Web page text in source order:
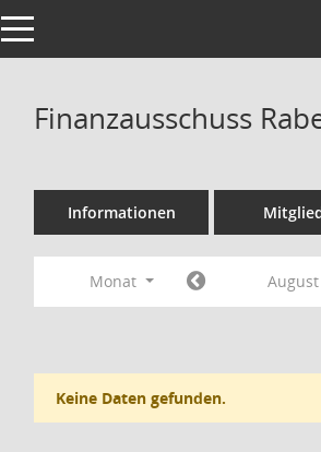
Toggle navigation
Finanzausschuss
Informationen
Monat August
Keine Daten gefunden.